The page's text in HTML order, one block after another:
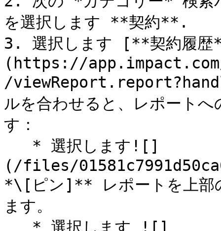
を選択します **契約**.
3. 選択します [**契約履
(https://
/
ルを合わせると、レポート
す：
(/files/
*\[ピン]** レポートを上部
ます。